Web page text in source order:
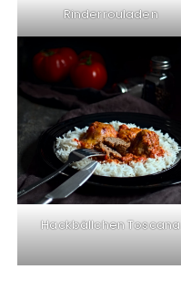
Rinderrouladen
Hackbällchen Toscana